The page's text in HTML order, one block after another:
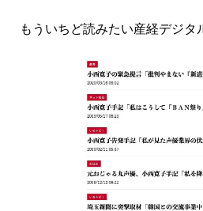
もういちど読みたい産経デジタ